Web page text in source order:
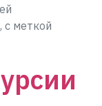
меткой